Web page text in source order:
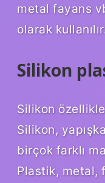
metal fayans
olarak
Silikon
Silikon
Silikon,
birçok farklı
Plastik, metal,